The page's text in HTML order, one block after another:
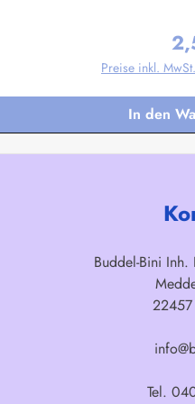
Preise inkl.
In den
Buddel-Bini Inh.
Tel.